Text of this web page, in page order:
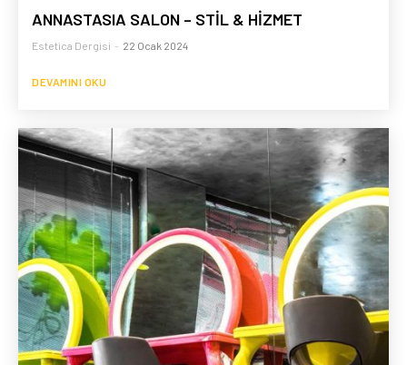
ANNASTASIA SALON – STİL & HİZMET
Estetica Dergisi - 22 Ocak 2024
DEVAMINI OKU